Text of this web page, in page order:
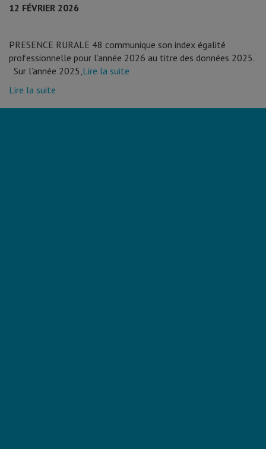
12 FÉVRIER 2026
PRESENCE RURALE 48 communique son index égalité
professionnelle pour l’année 2026 au titre des données 2025.
Sur l’année 2025,Lire la suite
Lire la suite